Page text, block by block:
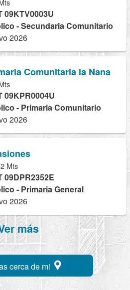
09KTV0003U
- Secundaria Comunitario
2026
Comunitaria la Nana
09KPR0004U
- Primaria Comunitario
2026
Mts
09DPR2352E
- Primaria General
2026
más
cerca de mi